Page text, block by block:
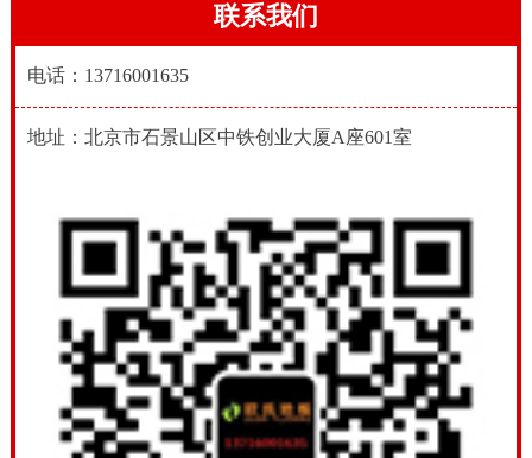
联系我们
电话：13716001635
地址：北京市石景山区中铁创业大厦A座601室